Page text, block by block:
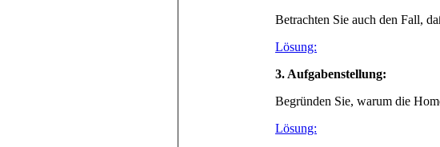
Betrachten Sie auch den Fall,
Lösung:
3. Aufgabenstellung:
Begründen Sie, warum die
Lösung: